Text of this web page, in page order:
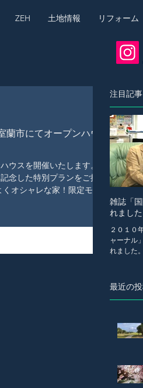
ZEH 土地情報 リフォーム
蘭市にてオープンハウ
ウスを開催いたします。
念した特別プランをご提案
注目記事
雑誌「
れました
２０１０
ャーナル
れました
念などに
最近の